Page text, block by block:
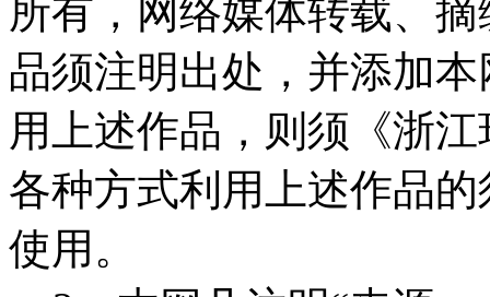
所有，网络媒体转载、
品须注明出处，并添加
用上述作品，则须《浙
各种方式利用上述作品
使用。